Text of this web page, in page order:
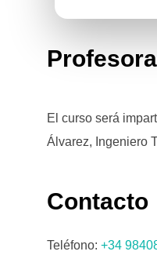
El curso será
Álvarez, Ingeniero
Contacto
Teléfono: +34